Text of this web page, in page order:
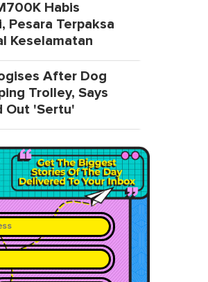
Habis
Pesara Terpaksa
Keselamatan
After Dog
Trolley, Says
Out 'Sertu'